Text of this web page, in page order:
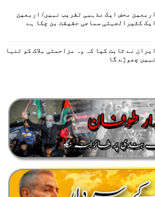
اربعین محض ایک مذہبی تقریب نہیں/ اربعین
ایک کثیرالجہتی سماجی حقیقت بن چکا ہے
ایران نے ثابت کیا کہ وہ مزاحمتی بلاک کو تنہا
نہیں چھوڑے گا